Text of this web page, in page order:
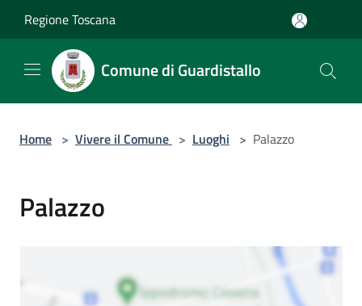
Regione Toscana
Comune di Guardistallo
Home > Vivere il Comune > Luoghi > Palazzo
Palazzo